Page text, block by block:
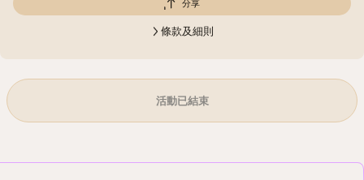
分享
條款及細則
活動已結束